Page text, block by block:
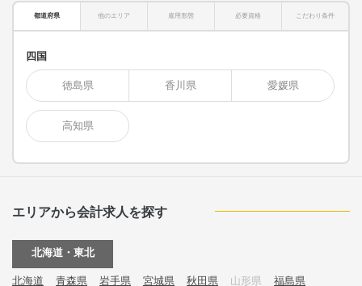
都道府県 他のエリア 雇用形態 必要資格 こだわり条件
四国
徳島県 香川県 愛媛県
高知県
エリアから会計求人を探す
北海道・東北
北海道 青森県 岩手県 宮城県 秋田県 山形県 福島県